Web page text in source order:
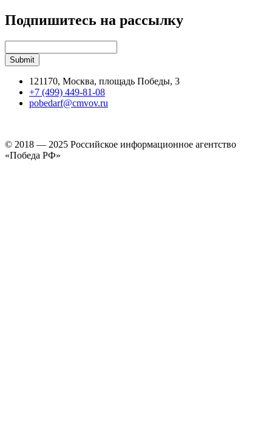
Подпишитесь на рассылку
121170, Москва, площадь Победы, 3
+7 (499) 449-81-08
pobedarf@cmvov.ru
© 2018 — 2025 Российское информационное агентство
«Победа РФ»